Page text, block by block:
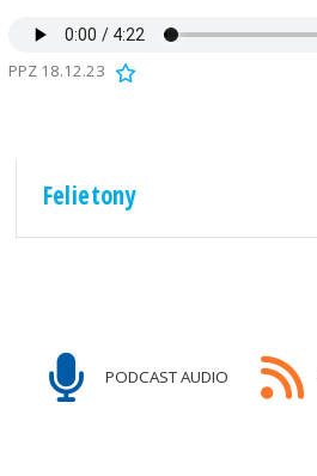
PPZ 18.12.23
Felietony
PODCAST AUDIO